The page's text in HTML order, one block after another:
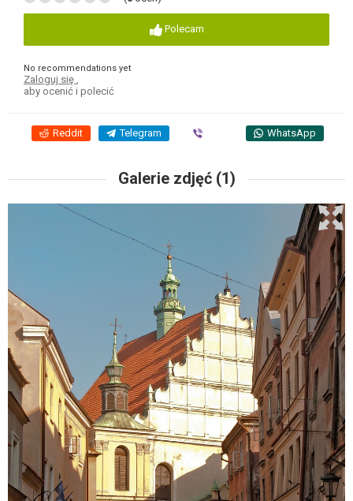
Polecam
No recommendations yet
Zaloguj się
aby ocenić i polecić
Reddit Telegram WhatsApp
Galerie zdjęć (1)